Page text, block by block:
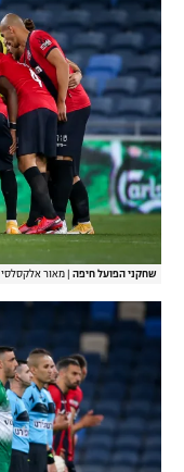
שחקני הפועל חיפה מאור אלקסלסי